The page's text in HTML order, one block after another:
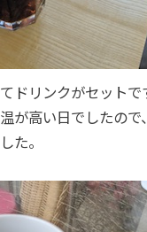
ドリンクがセットで
が高い日でしたので
た。